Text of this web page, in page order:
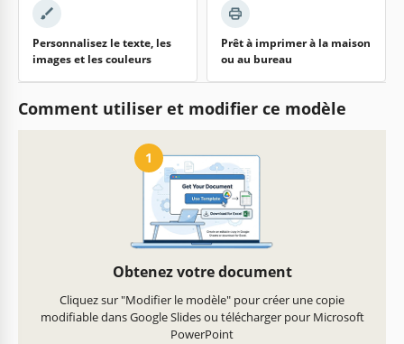
Personnalisez le texte, les
images et les couleurs
Prêt à imprimer à la maison
ou au bureau
Comment utiliser et modifier ce modèle
1
Obtenez votre document
Cliquez sur "Modifier le modèle" pour créer une copie
modifiable dans Google Slides ou télécharger pour Microsoft
PowerPoint